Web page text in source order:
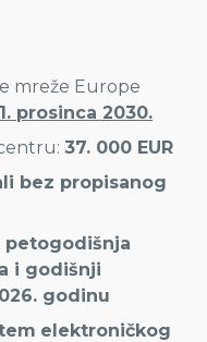
mreže Europe
prosinca 2030.
37. 000 EUR
bez propisanog
petogodišnja
i godišnji
godinu
elektroničkog